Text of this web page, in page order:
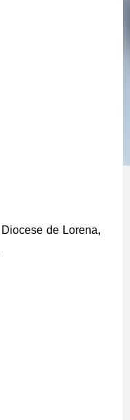
de Lorena,